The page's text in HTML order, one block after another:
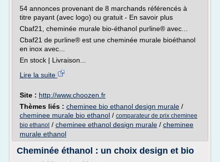
54 annonces provenant de 8 marchands référencés à
titre payant (avec logo) ou gratuit - En savoir plus
Cbaf21, cheminée murale bio-éthanol purline® avec...
Cbaf21 de purline® est une cheminée murale bioéthanol
en inox avec...
En stock | Livraison...
Lire la suite
Site : http://www.choozen.fr
Thèmes liés : cheminee bio ethanol design murale /
cheminee murale bio ethanol / comparateur de prix cheminee
bio ethanol / cheminee ethanol design murale / cheminee
murale ethanol
Cheminée éthanol : un choix design et bio